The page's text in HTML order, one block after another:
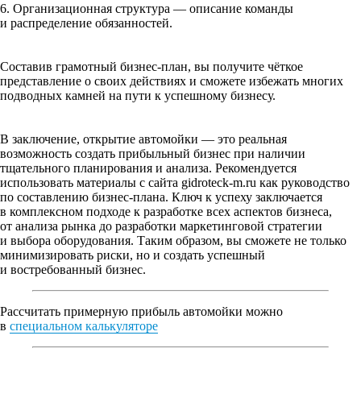
6. Организационная структура — описание команды
и распределение обязанностей.
Составив грамотный бизнес-план, вы получите чёткое
представление о своих действиях и сможете избежать многих
подводных камней на пути к успешному бизнесу.
В заключение, открытие автомойки — это реальная
возможность создать прибыльный бизнес при наличии
тщательного планирования и анализа. Рекомендуется
использовать материалы с сайта gidroteck-m.ru как руководство
по составлению бизнес-плана. Ключ к успеху заключается
в комплексном подходе к разработке всех аспектов бизнеса,
от анализа рынка до разработки маркетинговой стратегии
и выбора оборудования. Таким образом, вы сможете не только
минимизировать риски, но и создать успешный
и востребованный бизнес.
Рассчитать примерную прибыль автомойки можно
в специальном калькуляторе